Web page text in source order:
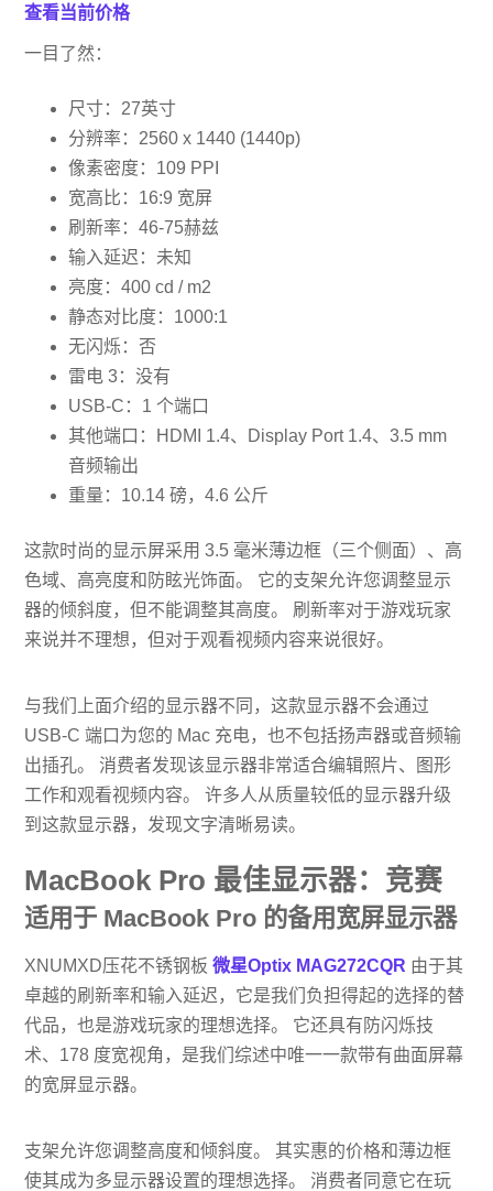
查看当前价格
一目了然：
尺寸：27英寸
分辨率：2560 x 1440 (1440p)
像素密度：109 PPI
宽高比：16:9 宽屏
刷新率：46-75赫兹
输入延迟：未知
亮度：400 cd / m2
静态对比度：1000:1
无闪烁：否
雷电 3：没有
USB-C：1 个端口
其他端口：HDMI 1.4、Display Port 1.4、3.5 mm
音频输出
重量：10.14 磅，4.6 公斤
这款时尚的显示屏采用 3.5 毫米薄边框（三个侧面）、高
色域、高亮度和防眩光饰面。 它的支架允许您调整显示
器的倾斜度，但不能调整其高度。 刷新率对于游戏玩家
来说并不理想，但对于观看视频内容来说很好。
与我们上面介绍的显示器不同，这款显示器不会通过
USB-C 端口为您的 Mac 充电，也不包括扬声器或音频输
出插孔。 消费者发现该显示器非常适合编辑照片、图形
工作和观看视频内容。 许多人从质量较低的显示器升级
到这款显示器，发现文字清晰易读。
MacBook Pro 最佳显示器：竞赛
适用于 MacBook Pro 的备用宽屏显示器
XNUMXD压花不锈钢板微星Optix MAG272CQR 由于其
卓越的刷新率和输入延迟，它是我们负担得起的选择的替
代品，也是游戏玩家的理想选择。 它还具有防闪烁技
术、178 度宽视角，是我们综述中唯一一款带有曲面屏幕
的宽屏显示器。
支架允许您调整高度和倾斜度。 其实惠的价格和薄边框
使其成为多显示器设置的理想选择。 消费者同意它在玩